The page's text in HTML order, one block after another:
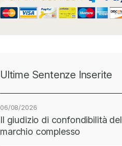
Ultime Sentenze Inserite
06/08/2026
Il giudizio di confondibilità del
marchio complesso